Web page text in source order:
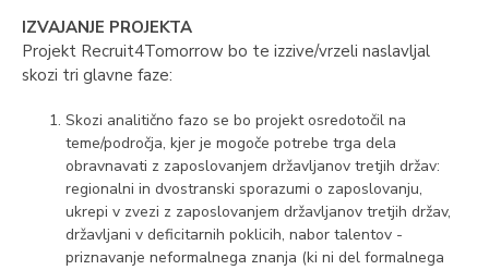
IZVAJANJE PROJEKTA
Projekt Recruit4Tomorrow bo te izzive/vrzeli naslavljal
skozi tri glavne faze:
Skozi analitično fazo se bo projekt osredotočil na
teme/področja, kjer je mogoče potrebe trga dela
obravnavati z zaposlovanjem državljanov tretjih držav:
regionalni in dvostranski sporazumi o zaposlovanju,
ukrepi v zvezi z zaposlovanjem državljanov tretjih držav,
državljani v deficitarnih poklicih, nabor talentov -
priznavanje neformalnega znanja (ki ni del formalnega